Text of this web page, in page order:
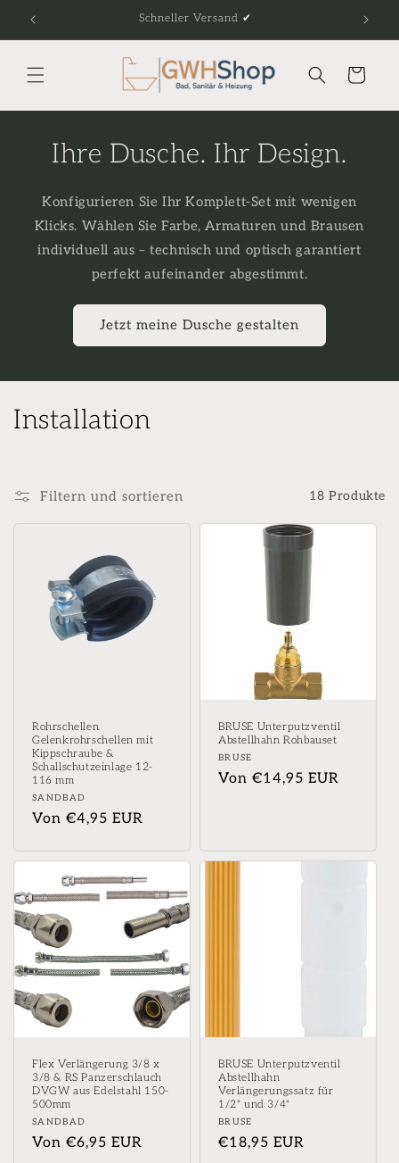
zum
Schneller Versand ✔
Warenkorb
Ihre Dusche. Ihr Design.
Konfigurieren Sie Ihr Komplett-Set mit wenigen
Klicks. Wählen Sie Farbe, Armaturen und Brausen
individuell aus – technisch und optisch garantiert
perfekt aufeinander abgestimmt.
Jetzt meine Dusche gestalten
K
t
e
Installation
Filtern und sortieren 18 Produkte
Rohrschellen
Gelenkrohrschellen mit
Kippschraube &
Schallschutzeinlage 12-
116 mm
Anbieter:
SANDBAD
Normaler
Von €4,95 EUR
BRUSE Unterputzventil
Abstellhahn Rohbauset
Anbieter:
BRUSE
Normaler
Von €14,95 EUR
Flex Verlängerung 3/8 x
3/8 & RS Panzerschlauch
DVGW aus Edelstahl 150-
500mm
Anbieter:
SANDBAD
Normaler
Von €6,95 EUR
BRUSE Unterputzventil
Abstellhahn
Verlängerungssatz für
1/2" und 3/4"
Anbieter:
BRUSE
Normaler
€18,95 EUR